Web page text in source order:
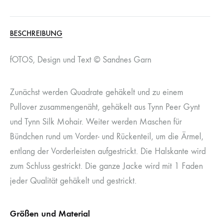
BESCHREIBUNG
fOTOS, Design und Text © Sandnes Garn
Zunächst werden Quadrate gehäkelt und zu einem
Pullover zusammengenäht, gehäkelt aus Tynn Peer Gynt
und Tynn Silk Mohair. Weiter werden Maschen für
Bündchen rund um Vorder- und Rückenteil, um die Ärmel,
entlang der Vorderleisten aufgestrickt. Die Halskante wird
zum Schluss gestrickt. Die ganze Jacke wird mit 1 Faden
jeder Qualität gehäkelt und gestrickt.
Größen und Material